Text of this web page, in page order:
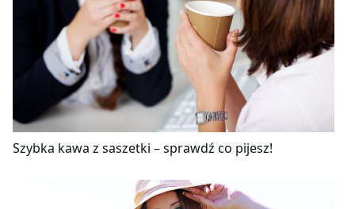
Szybka kawa z saszetki – sprawdź co pijesz!